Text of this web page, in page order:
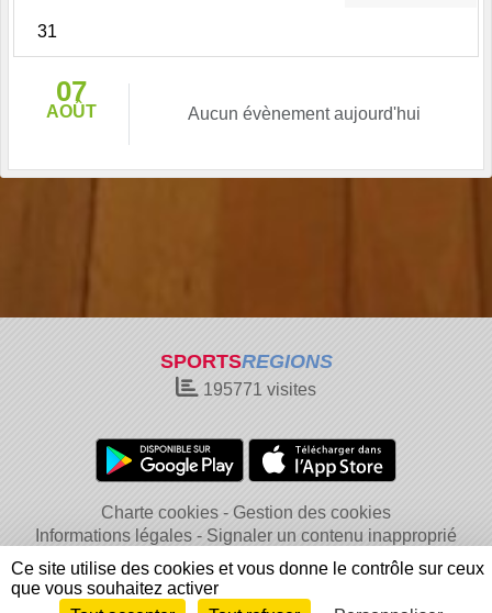
31
07
AOÛT Aucun évènement aujourd'hui
SPORTSREGIONS
195771 visites
Charte cookies
Gestion des cookies
Informations légales
Signaler un contenu inapproprié
Ce site utilise des cookies et vous donne le contrôle sur ceux
que vous souhaitez activer